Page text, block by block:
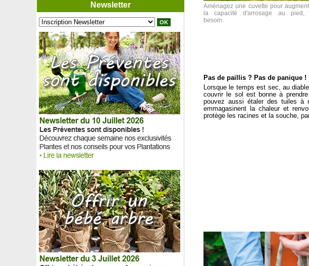
Newsletter
Aménagez une cuvette pour
la capacité d'arrosage au pied,
besoin.
Pas de paillis ? Pas de panique !
Lorsque le temps est sec, au
couvrir le sol est bonne à
pouvez aussi étaler des tuiles à
emmagasinent la chaleur et
protège les racines et la souche,